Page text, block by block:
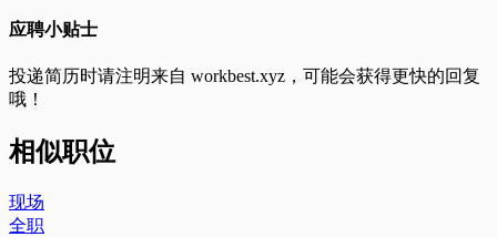
应聘小贴士
投递简历时请注明来自 workbest.xyz ，可能会获得更快的回复
哦！
相似职位
现场
全职